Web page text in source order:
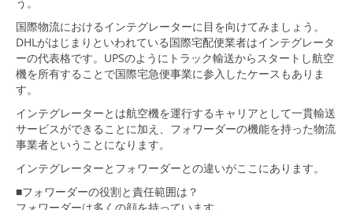
国際物流におけるインテグレーターに目を向けてみましょう。
DHLがはじまりといわれている国際宅配便業者はインテグレータ
ーの代表格です。UPSのようにトラック輸送からスタートし航空
機を所有することで国際宅急便事業に参入したケースもありま
す。
インテグレーターとは航空機を運行するキャリアとして一貫輸送
サービスができることに加え、フォワーダーの機能を持った物流
事業者ということになります。
インテグレーターとフォワーダーとの違いがここにあります。
■フォワーダーの役割と責任範囲は？